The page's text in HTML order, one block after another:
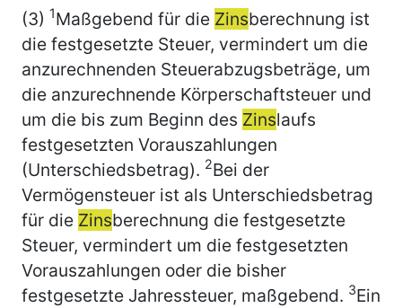
(3) 1Maßgebend für die Zinsberechnung ist
die festgesetzte Steuer, vermindert um die
anzurechnenden Steuerabzugsbeträge, um
die anzurechnende Körperschaftsteuer und
um die bis zum Beginn des Zinslaufs
festgesetzten Vorauszahlungen
(Unterschiedsbetrag). 2Bei der
Vermögensteuer ist als Unterschiedsbetrag
für die Zinsberechnung die festgesetzte
Steuer, vermindert um die festgesetzten
Vorauszahlungen oder die bisher
festgesetzte Jahressteuer, maßgebend. 3Ein